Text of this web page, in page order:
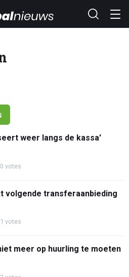
weer langs de kassa'
votes
volgende transferaanbieding
votes
meer op huurling te moeten